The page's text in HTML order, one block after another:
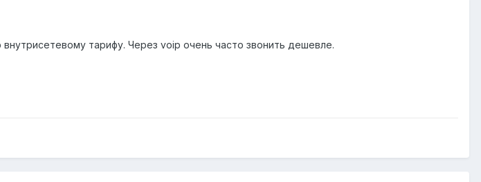
тарифу. Через voip очень часто звонить дешевле.